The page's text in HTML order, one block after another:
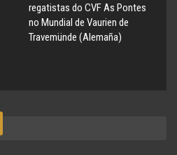
regatistas do CVF As Pontes
no Mundial de Vaurien de
Travemünde (Alemaña)